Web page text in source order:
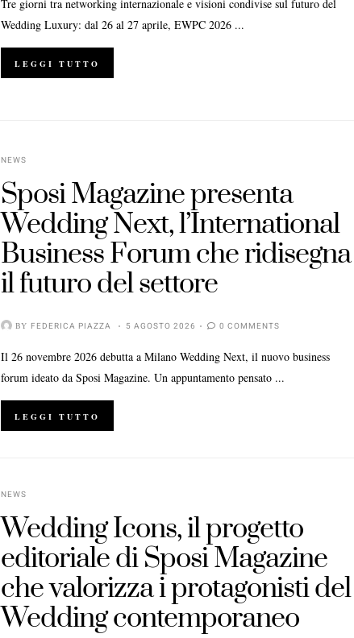
Tre giorni tra networking internazionale e visioni condivise sul futuro del
Wedding Luxury: dal 26 al 27 aprile, EWPC 2026 ...
LEGGI TUTTO
NEWS
Sposi Magazine presenta
Wedding Next, l’International
Business Forum che ridisegna
il futuro del settore
BY FEDERICA PIAZZA 5 AGOSTO 2026 0 COMMENTS
Il 26 novembre 2026 debutta a Milano Wedding Next, il nuovo business
forum ideato da Sposi Magazine. Un appuntamento pensato ...
LEGGI TUTTO
NEWS
Wedding Icons, il progetto
editoriale di Sposi Magazine
che valorizza i protagonisti del
Wedding contemporaneo